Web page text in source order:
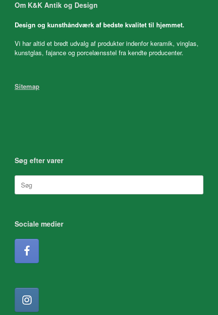
Om K&K Antik og Design
Design og kunsthåndværk af bedste kvalitet til hjemmet.
Vi har altid et bredt udvalg af produkter indenfor keramik, vinglas,
kunstglas, fajance og porcelænsstel fra kendte producenter.
Sitemap
Søg efter varer
efter:
Sociale medier